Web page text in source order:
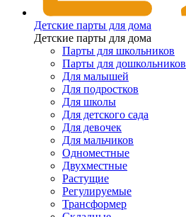
Детские парты для дома
Детские парты для дома
Парты для школьников
Парты для дошкольников
Для малышей
Для подростков
Для школы
Для детского сада
Для девочек
Для мальчиков
Одноместные
Двухместные
Растущие
Регулируемые
Трансформер